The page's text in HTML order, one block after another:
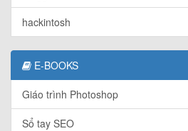
hackintosh
E-BOOKS
Giáo trình Photoshop
Sổ tay SEO